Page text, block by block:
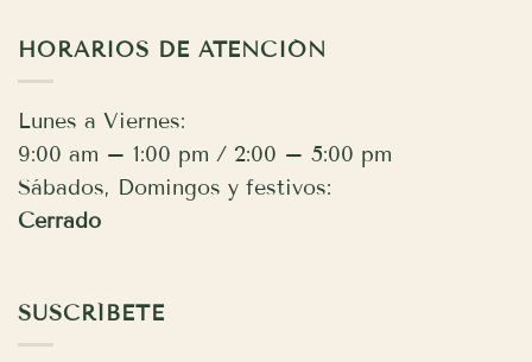
HORARIOS DE ATENCIÓN
Lunes a Viernes:
9:00 am – 1:00 pm / 2:00 – 5:00 pm
Sábados, Domingos y festivos:
Cerrado
SUSCRÍBETE